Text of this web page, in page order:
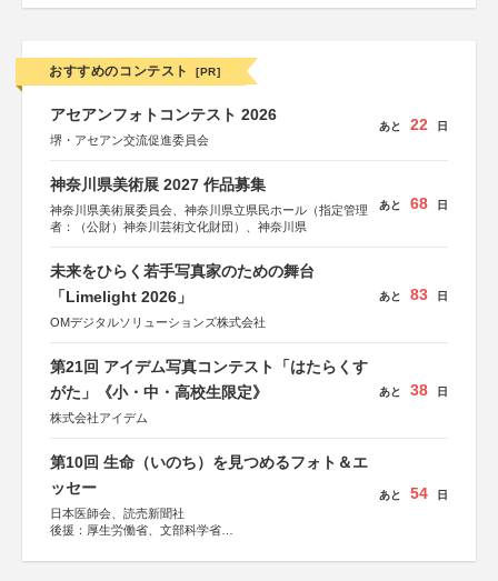
おすすめのコンテスト [PR]
アセアンフォトコンテスト 2026
堺・アセアン交流促進委員会
あと 22 日
神奈川県美術展 2027 作品募集
神奈川県美術展委員会、神奈川県立県民ホール（指定管理
者：（公財）神奈川芸術文化財団）、神奈川県
あと 68 日
未来をひらく若手写真家のための舞台
「Limelight 2026」
OMデジタルソリューションズ株式会社
あと 83 日
第21回 アイデム写真コンテスト「はたらくす
がた」《小・中・高校生限定》
株式会社アイデム
あと 38 日
第10回 生命（いのち）を見つめるフォト＆エ
ッセー
日本医師会、読売新聞社
後援：厚生労働省、文部科学省
しん生命保険株式会社
あと 54 日